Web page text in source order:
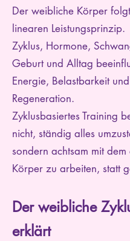
Der weibliche Körper
linearen Leistungsprinzip.
Zyklus, Hormone,
Geburt und Alltag
Energie, Belastbarkeit und
Regeneration.
Zyklusbasiertes Training
nicht, ständig alles
sondern achtsam mit dem
Körper zu arbeiten, statt
Der weibliche
erklärt